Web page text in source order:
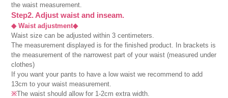
the waist measurement.
Step2. Adjust waist and inseam.
◆ Waist adjustment◆
Waist size can be adjusted within 3 centimeters.
The measurement displayed is for the finished product. In brackets is
the measurement of the narrowest part of your waist (measured under
clothes)
If you want your pants to have a low waist we recommend to add
13cm to your waist measurement.
※The waist should allow for 1-2cm extra width.